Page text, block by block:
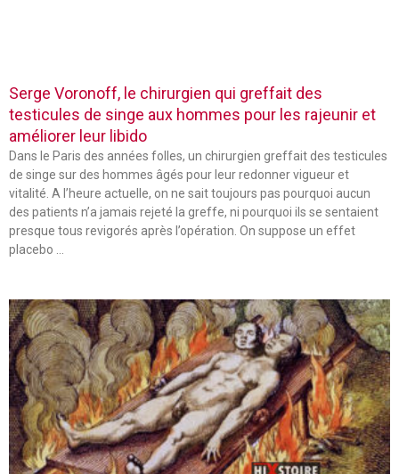
Serge Voronoff, le chirurgien qui greffait des
testicules de singe aux hommes pour les rajeunir et
améliorer leur libido
Dans le Paris des années folles, un chirurgien greffait des testicules
de singe sur des hommes âgés pour leur redonner vigueur et
vitalité. A l’heure actuelle, on ne sait toujours pas pourquoi aucun
des patients n’a jamais rejeté la greffe, ni pourquoi ils se sentaient
presque tous revigorés après l’opération. On suppose un effet
placebo …